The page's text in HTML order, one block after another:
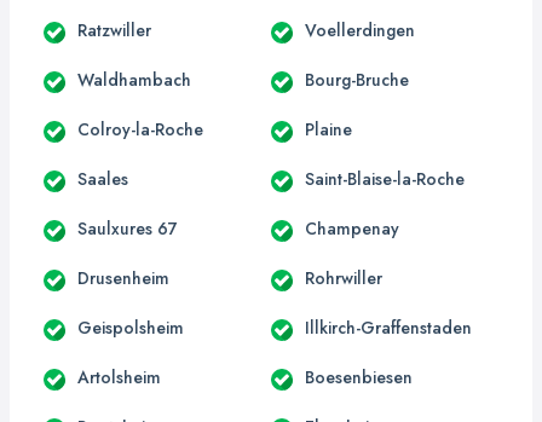
Ratzwiller Voellerdingen
Waldhambach Bourg-Bruche
Colroy-la-Roche Plaine
Saales Saint-Blaise-la-Roche
Saulxures 67 Champenay
Drusenheim Rohrwiller
Geispolsheim Illkirch-Graffenstaden
Artolsheim Boesenbiesen